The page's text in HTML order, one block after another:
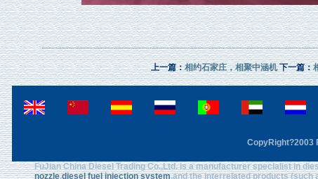
上一篇：相约石家庄，相聚中涵机下一篇：
CopyRight?2003
FuJian China Diesel Trading Co.,Ltd. is a manufacturer specialist in
nozzle,diesel fuel injection system,and the interrelated products (such